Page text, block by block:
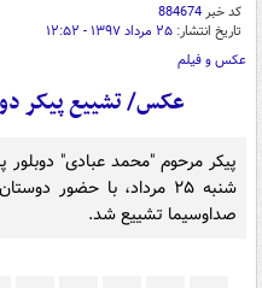
کد خبر884674
تاریخ انتشار: ۲۵ مرداد ۱۳۹۷ - ۱۲:۵۲
عکس و فیلم
عکس/ تشییع پیکر
پیکر مرحوم "محمد عبادی"
شنبه ۲۵ مرداد، با حضور
صداوسیما تشییع شد.